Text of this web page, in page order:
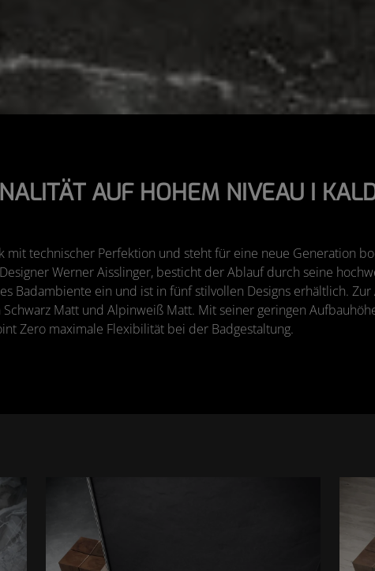
AUF HOHEM NIVEAU I
mit technischer Perfektion und steht für eine neue Generation
Werner Aisslinger, besticht der Ablauf durch seine
Badambiente ein und ist in fünf stilvollen Designs erhältlich.
Matt und Alpinweiß Matt. Mit seiner geringen
Zero maximale Flexibilität bei der Badgestaltung.